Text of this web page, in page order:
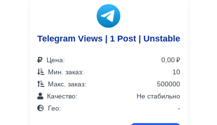
Telegram Views | 1 Post | Unstable
Цена:
0,00 ₽
Мин. заказ:
10
Макс. заказ:
500000
Качество:
Не стабильно
Гео:
-